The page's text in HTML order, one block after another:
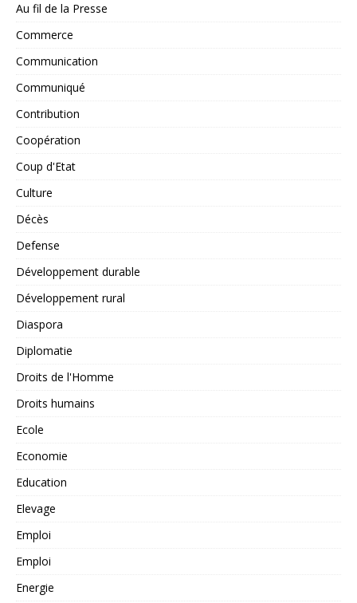
Au fil de la Presse
Commerce
Communication
Communiqué
Contribution
Coopération
Coup d'Etat
Culture
Décès
Defense
Développement durable
Développement rural
Diaspora
Diplomatie
Droits de l'Homme
Droits humains
Ecole
Economie
Education
Elevage
Emploi
Emploi
Energie